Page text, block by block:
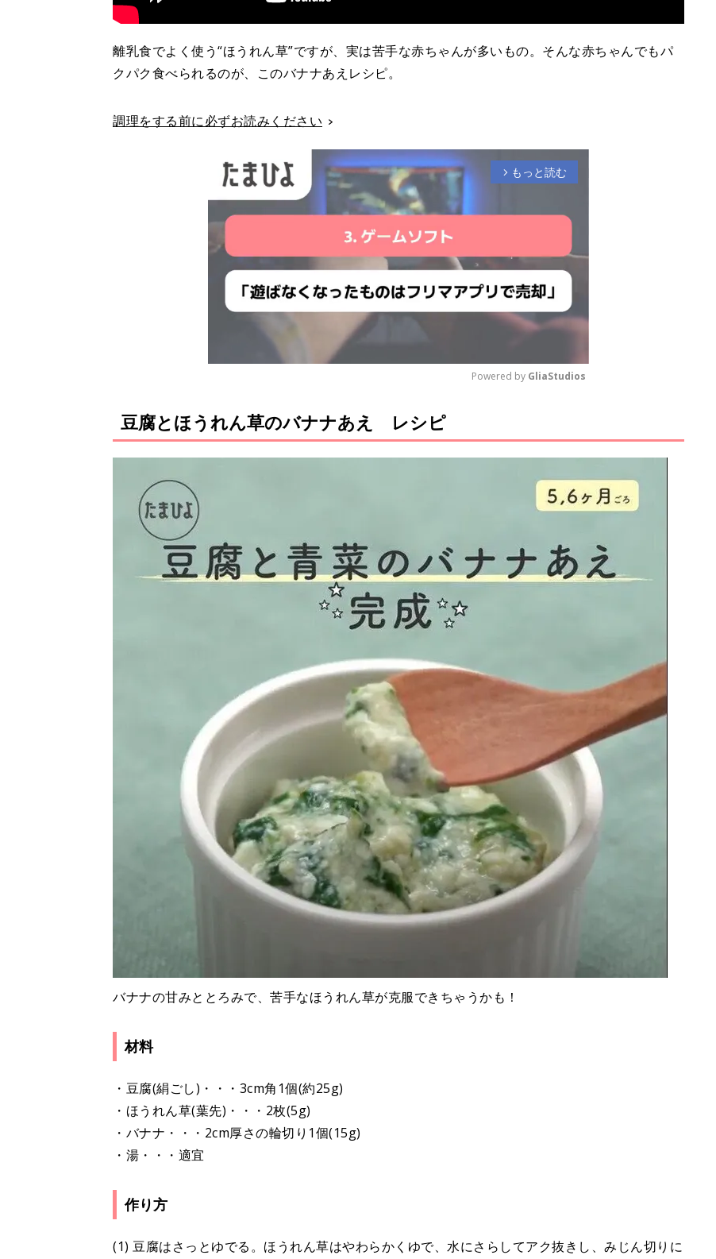
離乳食でよく使う“ほうれん草”ですが、実は苦手な赤ちゃんが多いもの。そんな赤ちゃんでもパ
クパク食べられるのが、このバナナあえレシピ。
調理をする前に必ずお読みください
arrow_forward_ios もっと読む
u
Powered by GliaStudios
豆腐とほうれん草のバナナあえ レシピ
バナナの甘みととろみで、苦手なほうれん草が克服できちゃうかも！
材料
・豆腐(絹ごし)・・・3cm角1個(約25g)
・ほうれん草(葉先)・・・2枚(5g)
・バナナ・・・2cm厚さの輪切り1個(15g)
・湯・・・適宜
作り方
(1) 豆腐はさっとゆでる。ほうれん草はやわらかくゆで、水にさらしてアク抜きし、みじん切りに